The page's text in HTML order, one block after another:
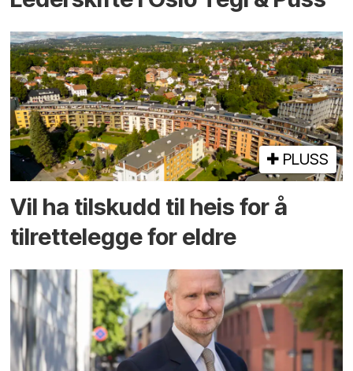
PLUSS
Vil ha tilskudd til heis for å
tilrettelegge for eldre